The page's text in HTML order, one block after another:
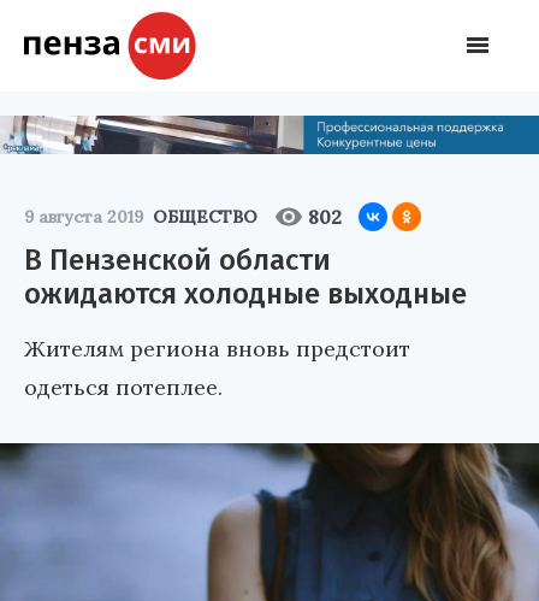
9 августа 2019 ОБЩЕСТВО 802
В Пензенской области
ожидаются холодные выходные
Жителям региона вновь предстоит
одеться потеплее.